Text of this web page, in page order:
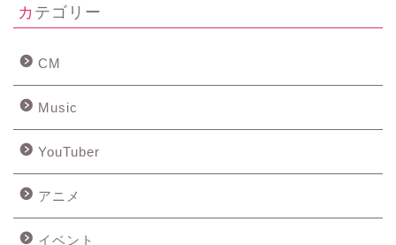
カテゴリー
CM
Music
YouTuber
アニメ
イベント